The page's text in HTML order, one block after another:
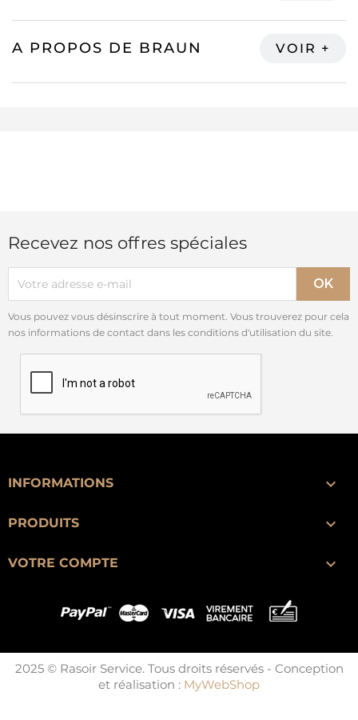
A PROPOS DE BRAUN
Recevez nos offres spéciales
Vous pouvez vous désinscrire à tout moment. Vous trouverez pour cela
nos informations de contact dans les conditions d'utilisation du site.
INFORMATIONS 
PRODUITS 
VOTRE COMPTE 
2025 © Rasoir Service. Tous droits réservés - Conception
et réalisation : MyWebShop